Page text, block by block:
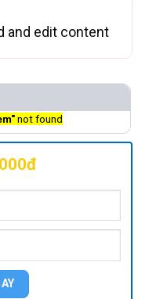
and edit content
not found